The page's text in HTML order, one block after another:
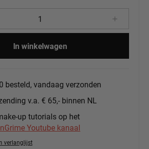
Voer de
In winkelwagen
besteld, vandaag verzonden
v.a. € 65,- binnen NL
up tutorials op het
Youtube kanaal
verlanglijst